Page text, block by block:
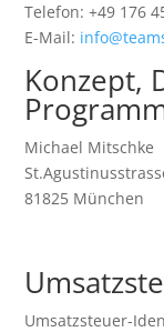
Telefon: +49 176
E-Mail:
Konzept,
Michael Mitschke
81825 München
Umsatzsteuer-